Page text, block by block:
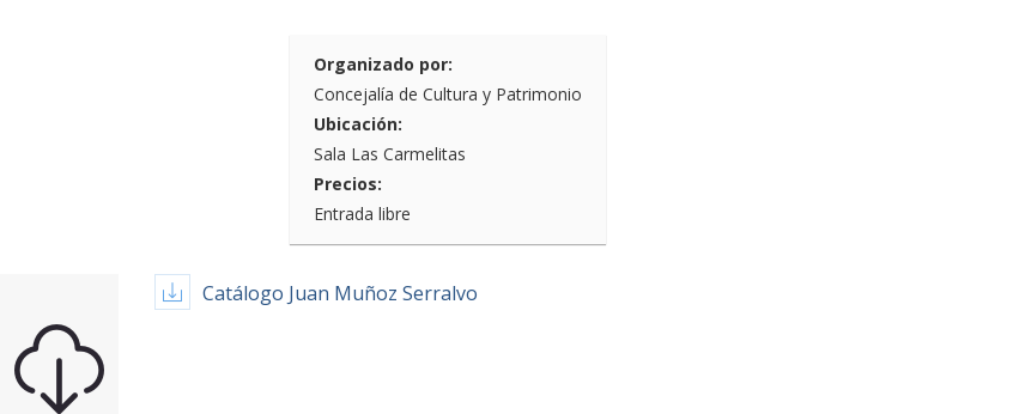
Organizado por:
Concejalía de Cultura y Patrimonio
Ubicación:
Sala Las Carmelitas
Precios:
Entrada libre
Catálogo Juan Muñoz Serralvo